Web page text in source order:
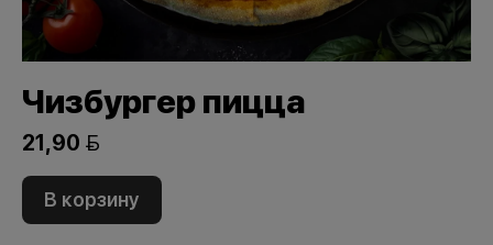
Чизбургер пицца
21,90 
В корзину